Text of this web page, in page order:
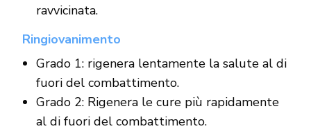
ravvicinata.
Ringiovanimento
Grado 1: rigenera lentamente la salute al di
fuori del combattimento.
Grado 2: Rigenera le cure più rapidamente
al di fuori del combattimento.